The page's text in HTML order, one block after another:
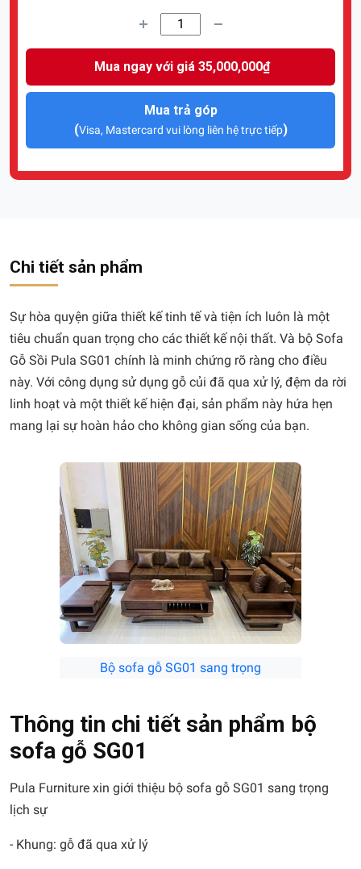
Mua ngay với giá 35,000,000₫
Mua trả góp
(Visa, Mastercard vui lòng liên hệ trực tiếp)
Chi tiết sản phẩm
Sự hòa quyện giữa thiết kế tinh tế và tiện ích luôn là một
tiêu chuẩn quan trọng cho các thiết kế nội thất. Và bộ Sofa
Gỗ Sồi Pula SG01 chính là minh chứng rõ ràng cho điều
này. Với công dụng sử dụng gỗ củi đã qua xử lý, đệm da rời
linh hoạt và một thiết kế hiện đại, sản phẩm này hứa hẹn
mang lại sự hoàn hảo cho không gian sống của bạn.
Bộ sofa gỗ SG01 sang trọng
Thông tin chi tiết sản phẩm bộ
sofa gỗ SG01
Pula Furniture xin giới thiệu bộ sofa gỗ SG01 sang trọng
lịch sự
- Khung: gỗ đã qua xử lý